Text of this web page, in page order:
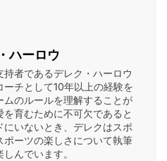
ハーロウ
者であるデレク・ハーロウ
チとして10年以上の経験を
のルールを理解することが
育むために不可欠であると
いないとき、デレクはスポ
ーツの楽しさについて執筆
んでいます。